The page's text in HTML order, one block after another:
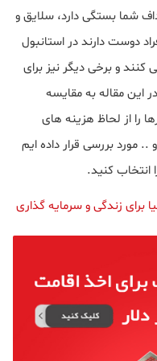
شما بستگی دارد، سلایق و
دوست دارند در استانبول
و برخی دیگر نیز برای
این مقاله به مقایسه
را از لحاظ هزینه های
مورد بررسی قرار داده ایم
انتخاب کنید.
برای زندگی و سرمایه گذاری